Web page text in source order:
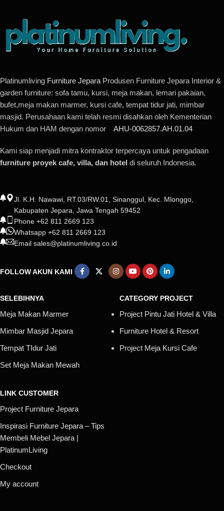
Platinumliving Furniture Jepara Produsen Furniture Jepara Interior &
garden furniture: sofa tamu, kursi, meja makan, lemari pakaian,
bufet,meja makan marmer, kursi cafe, tempat tidur jati, mimbar
masjid. Perusahaan kami telah resmi disahkan oleh Kementerian
Hukum dan HAM dengan nomor AHU-0062857.AH.01.04
Kami siap menjadi mitra kontraktor terpercaya untuk pengadaan
furniture proyek cafe, villa, dan hotel di seluruh Indonesia.
Jl. K.H. Nawawi, RT.03/RW.01, Sinanggul, Kec. Mlonggo,
Kabupaten Jepara, Jawa Tengah 59452
Phone +62 811 2669 123
Whatsapp +62 811 2669 123
Email sales@platinumliving.co.id
FOLLOW AKUN KAMI
SELEBIHNYA
Meja Makan Marmer
Mimbar Masjid Jepara
Tempat TIdur Jati
Set Meja Makan Mewah
CATEGORY PROJECT
Project Pintu Jati Hotel & Villa
Furniture Hotel & Resort
Project Meja Kursi Cafe
LINK CUSTOMER
Project Furniture Jepara
Inspirasi Furniture Jepara – Tips
Membeli Mebel Jepara |
PlatinumLiving
Checkout
My account